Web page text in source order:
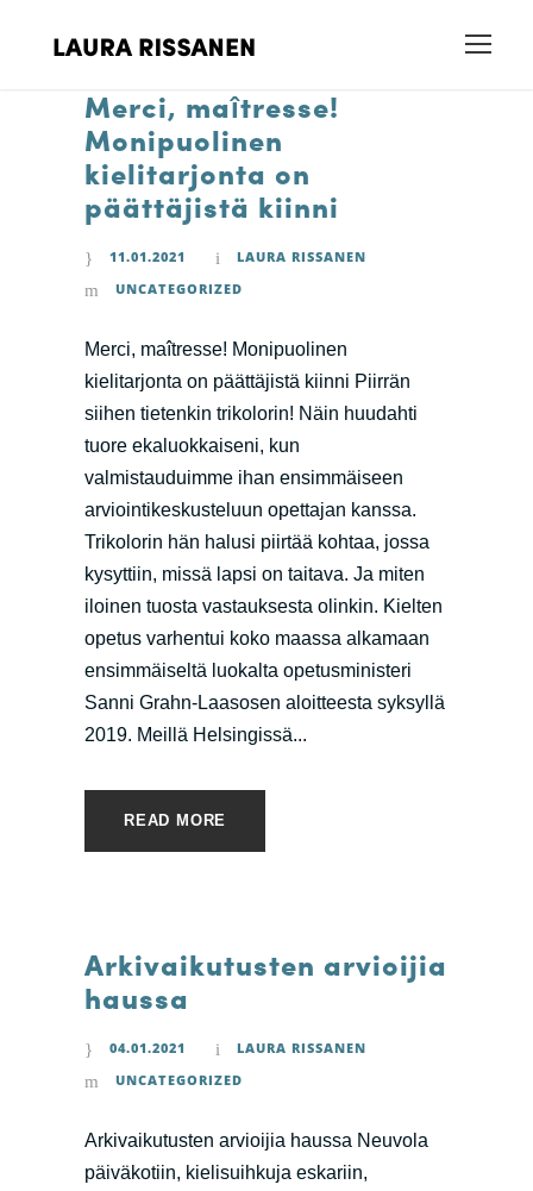
Merci, maîtresse!
Monipuolinen
kielitarjonta on
päättäjistä kiinni
11.01.2021
LAURA RISSANEN
UNCATEGORIZED
Merci, maîtresse! Monipuolinen
kielitarjonta on päättäjistä kiinni Piirrän
siihen tietenkin trikolorin! Näin huudahti
tuore ekaluokkaiseni, kun
valmistauduimme ihan ensimmäiseen
arviointikeskusteluun opettajan kanssa.
Trikolorin hän halusi piirtää kohtaa, jossa
kysyttiin, missä lapsi on taitava. Ja miten
iloinen tuosta vastauksesta olinkin. Kielten
opetus varhentui koko maassa alkamaan
ensimmäiseltä luokalta opetusministeri
Sanni Grahn-Laasosen aloitteesta syksyllä
2019. Meillä Helsingissä...
READ MORE
Arkivaikutusten arvioijia
haussa
04.01.2021
LAURA RISSANEN
UNCATEGORIZED
Arkivaikutusten arvioijia haussa Neuvola
päiväkotiin, kielisuihkuja eskariin,